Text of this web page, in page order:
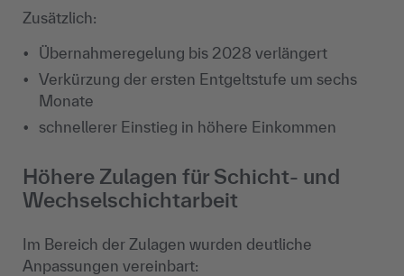
Zusätzlich:
Übernahmeregelung bis 2028 verlängert
Verkürzung der ersten Entgeltstufe um sechs
Monate
schnellerer Einstieg in höhere Einkommen
Höhere Zulagen für Schicht- und
Wechselschichtarbeit
Im Bereich der Zulagen wurden deutliche
Anpassungen vereinbart: